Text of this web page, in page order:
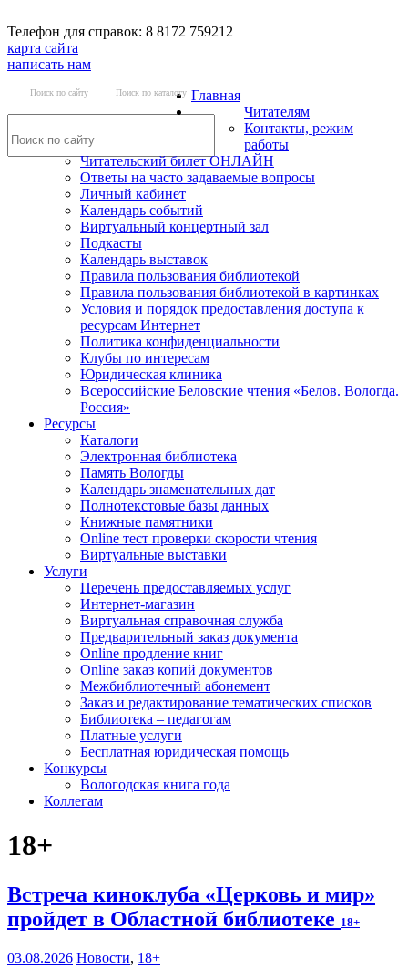
Телефон для справок: 8 8172 759212
карта сайта
написать нам
Поиск по сайту Поиск по каталогу Главная
Читателям
Контакты, режим
работы
Читательский билет ОНЛАЙН
Ответы на часто задаваемые вопросы
Личный кабинет
Календарь событий
Виртуальный концертный зал
Подкасты
Календарь выставок
Правила пользования библиотекой
Правила пользования библиотекой в картинках
Условия и порядок предоставления доступа к
ресурсам Интернет
Политика конфиденциальности
Клубы по интересам
Юридическая клиника
Всероссийские Беловские чтения «Белов. Вологда.
Россия»
Ресурсы
Каталоги
Электронная библиотека
Память Вологды
Календарь знаменательных дат
Полнотекстовые базы данных
Книжные памятники
Online тест проверки скорости чтения
Виртуальные выставки
Услуги
Перечень предоставляемых услуг
Интернет-магазин
Виртуальная справочная служба
Предварительный заказ документа
Online продление книг
Online заказ копий документов
Межбиблиотечный абонемент
Заказ и редактирование тематических списков
Библиотека – педагогам
Платные услуги
Бесплатная юридическая помощь
Конкурсы
Вологодская книга года
Коллегам
18+
Встреча киноклуба «Церковь и мир»
пройдет в Областной библиотеке 18+
03.08.2026 Новости, 18+